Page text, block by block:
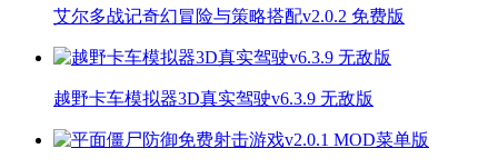
艾尔多战记奇幻冒险与策略搭配v2.0.2 免费版
越野卡车模拟器3D真实驾驶v6.3.9 无敌版